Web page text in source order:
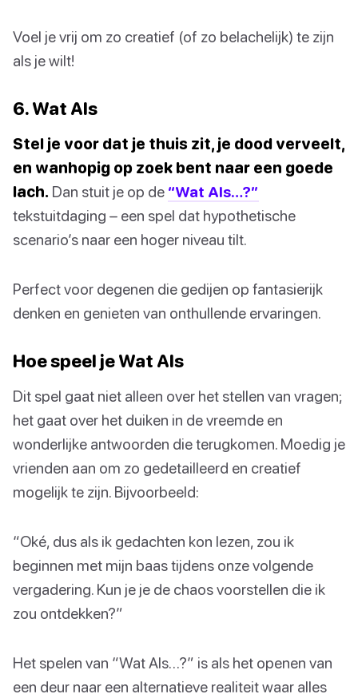
Voel je vrij om zo creatief (of zo belachelijk) te zijn
als je wilt!
6. Wat Als
Stel je voor dat je thuis zit, je dood verveelt,
en wanhopig op zoek bent naar een goede
lach. Dan stuit je op de “Wat Als…?”
tekstuitdaging – een spel dat hypothetische
scenario’s naar een hoger niveau tilt.
Perfect voor degenen die gedijen op fantasierijk
denken en genieten van onthullende ervaringen.
Hoe speel je Wat Als
Dit spel gaat niet alleen over het stellen van vragen;
het gaat over het duiken in de vreemde en
wonderlijke antwoorden die terugkomen. Moedig je
vrienden aan om zo gedetailleerd en creatief
mogelijk te zijn. Bijvoorbeeld:
“Oké, dus als ik gedachten kon lezen, zou ik
beginnen met mijn baas tijdens onze volgende
vergadering. Kun je je de chaos voorstellen die ik
zou ontdekken?”
Het spelen van “Wat Als…?” is als het openen van
een deur naar een alternatieve realiteit waar alles